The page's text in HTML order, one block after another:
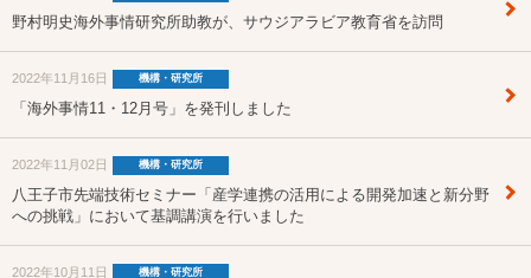
野村明史海外事情研究所助教が、サウジアラビア教育省を訪問
2022年11月16日 機構・研究所
「海外事情11・12月号」を発刊しました
2022年11月02日 機構・研究所
八王子市先端技術セミナー「産学連携の活用による開発加速と新分野
への挑戦」において基調講演を行いました
2022年10月11日 機構・研究所